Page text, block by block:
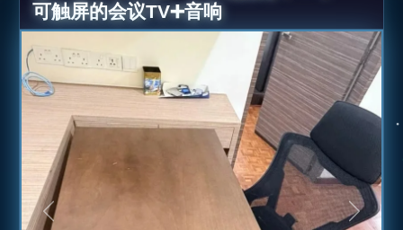
可触屏的会议TV➕音响
上一张 下一张